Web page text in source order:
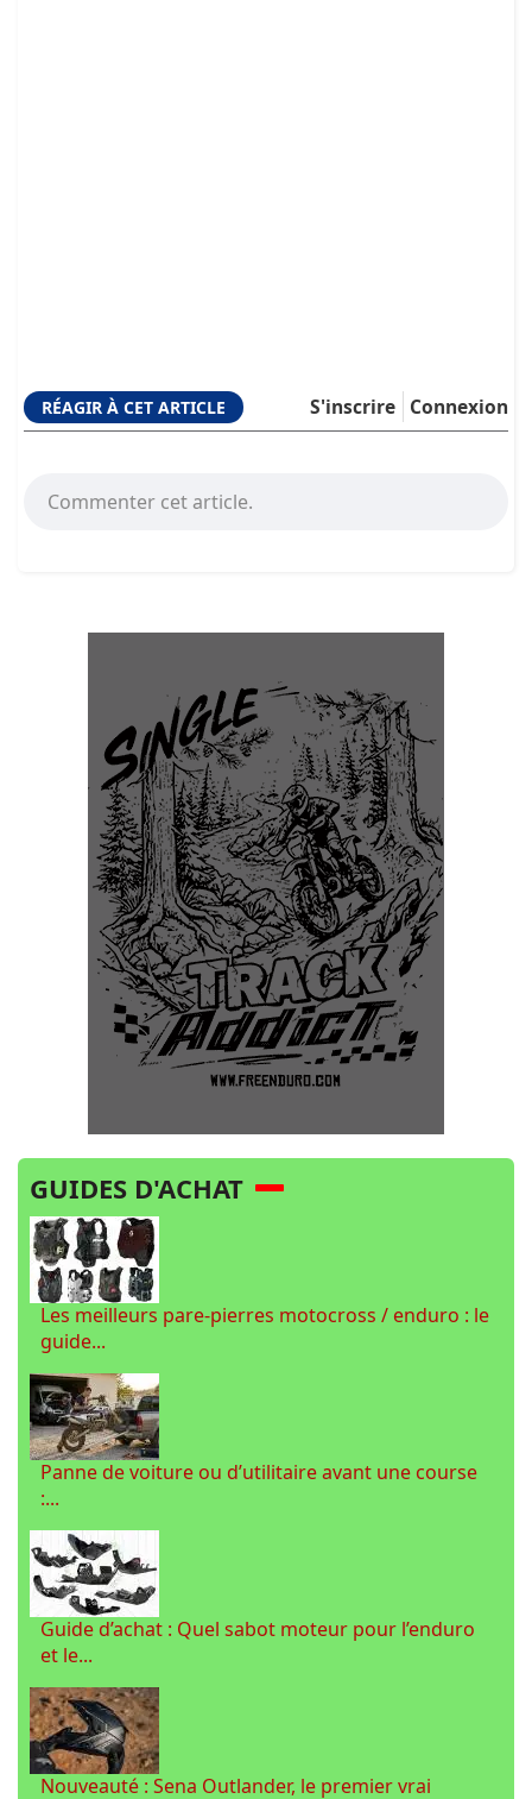
RÉAGIR À CET ARTICLE Connexion
S'inscrire
Commenter cet article.
GUIDES D'ACHAT
Les meilleurs pare-pierres motocross / enduro : le
guide...
Panne de voiture ou d’utilitaire avant une course
:...
Guide d’achat : Quel sabot moteur pour l’enduro
et le...
Nouveauté : Sena Outlander, le premier vrai